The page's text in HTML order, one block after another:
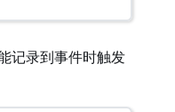
记录到事件时触发